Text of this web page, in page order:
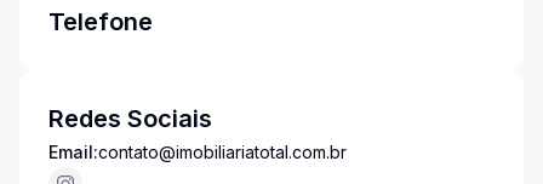
Telefone
Redes Sociais
Email:contato@imobiliariatotal.com.br